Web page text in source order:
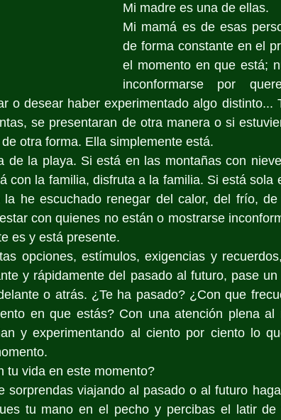
Mi madre es una de ellas.
Mi mamá es de esas
de forma constante en el
el momento en que está;
inconformarse por
o desear haber experimentado algo distinto...
se presentaran de otra manera o si
otra forma. Ella simplemente está.
de la playa. Si está en las montañas con
con la familia, disfruta a la familia. Si está sola
he escuchado renegar del calor, del frío,
con quienes no están o mostrarse
es y está presente.
opciones, estímulos, exigencias y
y rápidamente del pasado al futuro, pase
o atrás. ¿Te ha pasado? ¿Con que
en que estás? Con una atención plena al
y experimentando al ciento por ciento lo
tu vida en este momento?
sorprendas viajando al pasado o al futuro
tu mano en el pecho y percibas el latir de